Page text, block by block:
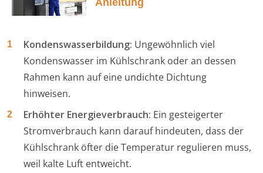
Anleitung
Kondenswasserbildung: Ungewöhnlich viel
Kondenswasser im Kühlschrank oder an dessen
Rahmen kann auf eine undichte Dichtung
hinweisen.
Erhöhter Energieverbrauch: Ein gesteigerter
Stromverbrauch kann darauf hindeuten, dass der
Kühlschrank öfter die Temperatur regulieren muss,
weil kalte Luft entweicht.